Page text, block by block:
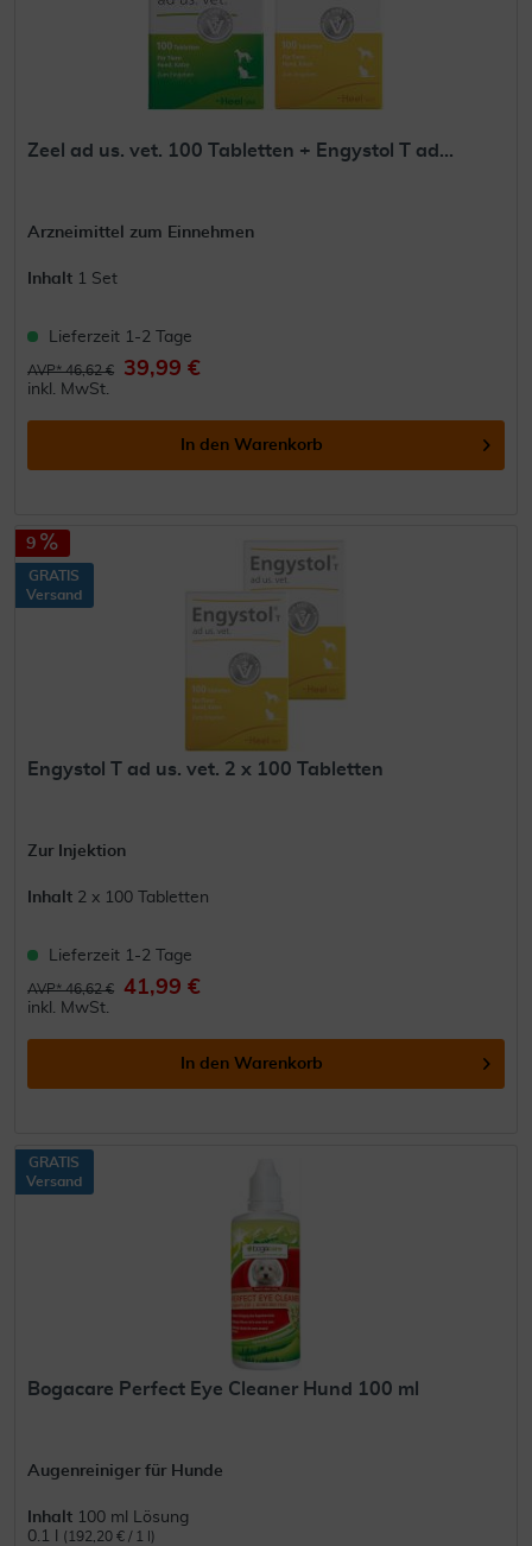
Zeel ad us. vet. 100 Tabletten + Engystol T ad...
Arzneimittel zum Einnehmen
Inhalt 1 Set
Lieferzeit 1-2 Tage
AVP* 46,62 € 39,99 €
inkl. MwSt.
In den Warenkorb
9
GRATIS
Versand
Engystol T ad us. vet. 2 x 100 Tabletten
Zur Injektion
Inhalt 2 x 100 Tabletten
Lieferzeit 1-2 Tage
AVP* 46,62 € 41,99 €
inkl. MwSt.
In den Warenkorb
GRATIS
Versand
Bogacare Perfect Eye Cleaner Hund 100 ml
Augenreiniger für Hunde
Inhalt 100 ml Lösung
0.1 l
(192,20 € / 1 l)